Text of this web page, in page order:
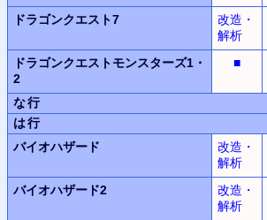
ドラゴンクエスト7
改造・
解析
ドラゴンクエストモンスターズ1・
2
■
な行
は行
バイオハザード
改造・
解析
バイオハザード2
改造・
解析